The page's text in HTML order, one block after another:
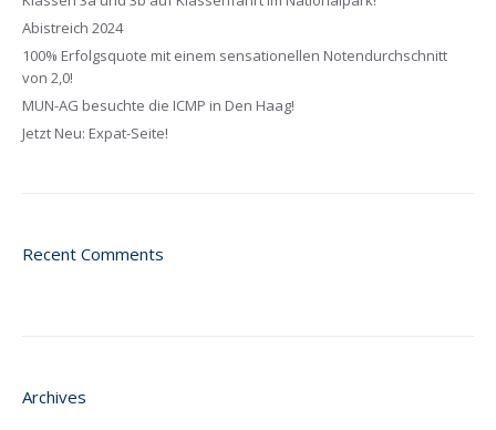
Abistreich 2024
100% Erfolgsquote mit einem sensationellen Notendurchschnitt
von 2,0!
MUN-AG besuchte die ICMP in Den Haag!
Jetzt Neu: Expat-Seite!
Recent Comments
Archives